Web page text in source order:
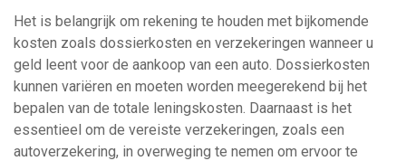
Het is belangrijk om rekening te houden met bijkomende
kosten zoals dossierkosten en verzekeringen wanneer u
geld leent voor de aankoop van een auto. Dossierkosten
kunnen variëren en moeten worden meegerekend bij het
bepalen van de totale leningskosten. Daarnaast is het
essentieel om de vereiste verzekeringen, zoals een
autoverzekering, in overweging te nemen om ervoor te